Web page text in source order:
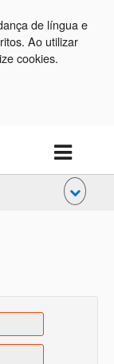
de língua e
Ao utilizar
cookies.